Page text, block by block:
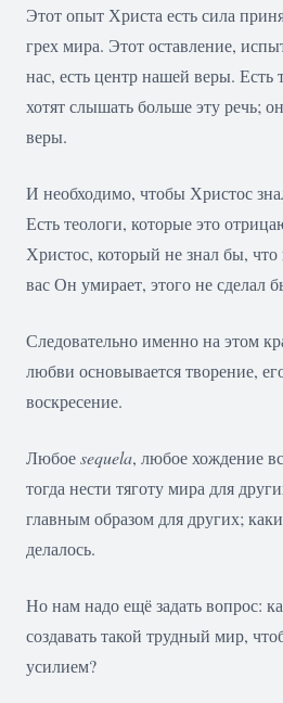
Этот опыт Христа есть сила
грех мира. Этот оставление,
нас, есть центр нашей веры. Есть
хотят слышать больше эту речь;
веры.
И необходимо, чтобы Христос
Есть теологи, которые это
Христос, который не знал бы,
вас Он умирает, этого не сделал
Следовательно именно на этом
любви основывается творение,
воскресение.
Любоеsequela, любое хождение
тогда нести тяготу мира для
главным образом для других;
делалось.
Но нам надо ещё задать вопрос:
создавать такой трудный мир,
усилием?